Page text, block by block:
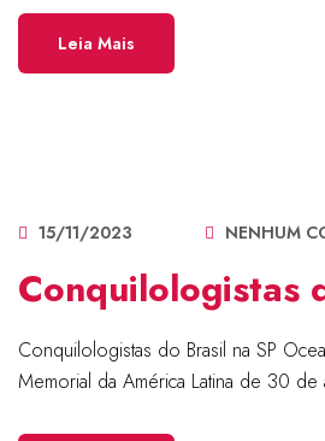
Leia Mais
15/11/2023 NENHUM
Conquilologistas
Conquilologistas do Brasil na SP
Memorial da América Latina de 30